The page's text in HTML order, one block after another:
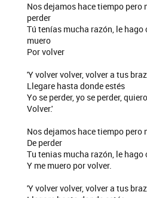
Nos dejamos hace tiempo pero
perder
Tú tenías mucha razón, le hago
muero
Por volver
'Y volver volver, volver a tus
Llegare hasta donde estés
Yo se perder, yo se perder,
Volver.'
Nos dejamos hace tiempo pero
De perder
Tu tenias mucha razón, le hago
Y me muero por volver.
'Y volver volver, volver a tus